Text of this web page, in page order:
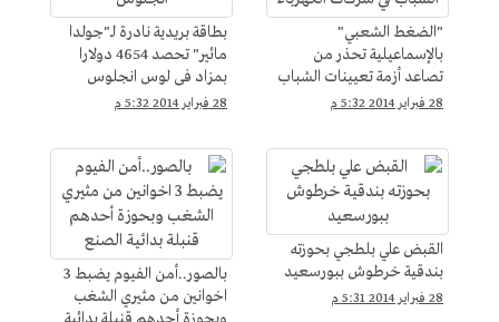
"الضغط الشعبي"
بالإسماعيلية تحذر من
تصاعد أزمة تعيينات الشباب
في شركات الكهرباء
28 فبراير 2014 5:32 م
بطاقة بريدية نادرة لـ"جولدا
مائير" تحصد 4654 دولارا
بمزاد فى لوس انجلوس
28 فبراير 2014 5:32 م
القبض علي بلطجي بحوزته
بندقية خرطوش ببورسعيد
28 فبراير 2014 5:31 م
بالصور..أمن الفيوم يضبط 3
اخوانين من مثيري الشغب